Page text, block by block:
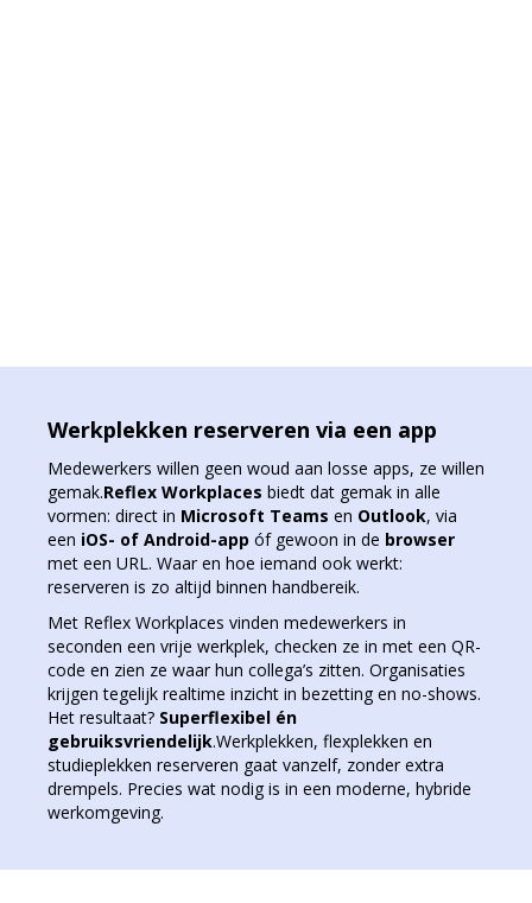
Werkplekken reserveren via een app
Medewerkers willen geen woud aan losse apps, ze willen
gemak.Reflex Workplaces biedt dat gemak in alle
vormen: direct in Microsoft Teams en Outlook, via
een iOS- of Android-app óf gewoon in de browser
met een URL. Waar en hoe iemand ook werkt:
reserveren is zo altijd binnen handbereik.
Met Reflex Workplaces vinden medewerkers in
seconden een vrije werkplek, checken ze in met een QR-
code en zien ze waar hun collega’s zitten. Organisaties
krijgen tegelijk realtime inzicht in bezetting en no-shows.
Het resultaat? Superflexibel én
gebruiksvriendelijk.Werkplekken, flexplekken en
studieplekken reserveren gaat vanzelf, zonder extra
drempels. Precies wat nodig is in een moderne, hybride
werkomgeving.